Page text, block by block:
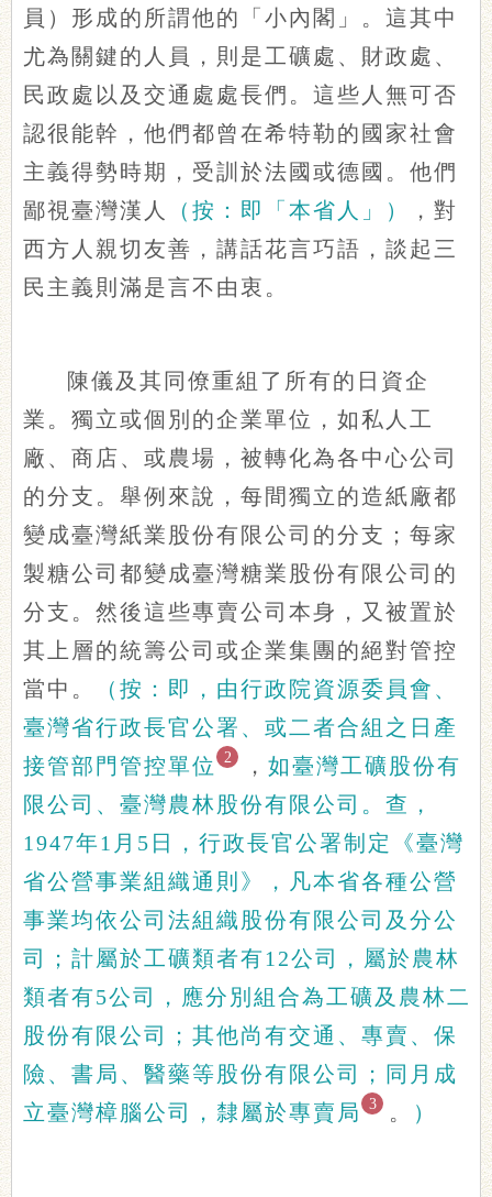
員）形成的所謂他的「小內閣」。這其中
尤為關鍵的人員，則是工礦處、財政處、
民政處以及交通處處長們。這些人無可否
認很能幹，他們都曾在希特勒的國家社會
主義得勢時期，受訓於法國或德國。他們
鄙視臺灣漢人
（按：即「本省人」）
，對
西方人親切友善，講話花言巧語，談起三
民主義則滿是言不由衷。
陳儀及其同僚重組了所有的日資企
業。獨立或個別的企業單位，如私人工
廠、商店、或農場，被轉化為各中心公司
的分支。舉例來說，每間獨立的造紙廠都
變成臺灣紙業股份有限公司的分支；每家
製糖公司都變成臺灣糖業股份有限公司的
分支。然後這些專賣公司本身，又被置於
其上層的統籌公司或企業集團的絕對管控
當中。
（按：即，由行政院資源委員會、
臺灣省行政長官公署、或二者合組之日產
接管部門管控單位
2 ， 如臺灣工礦股份有
限公司、臺灣農林股份有限公司。查，
1947年1月5日，行政長官公署制定《臺灣
省公營事業組織通則》，凡本省各種公營
事業均依公司法組織股份有限公司及分公
司；計屬於工礦類者有12公司，屬於農林
類者有5公司，應分別組合為工礦及農林二
股份有限公司；其他尚有交通、專賣、保
險、書局、醫藥等股份有限公司；同月成
立臺灣樟腦公司，隸屬於專賣局
3 。 ）